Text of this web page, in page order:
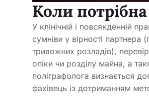
Коли
У клінічній і повсякденній
сумніви у вірності
тривожних розладів),
опіки чи розділу майна, а
поліграфолога визнається
фахівець із дотриманням